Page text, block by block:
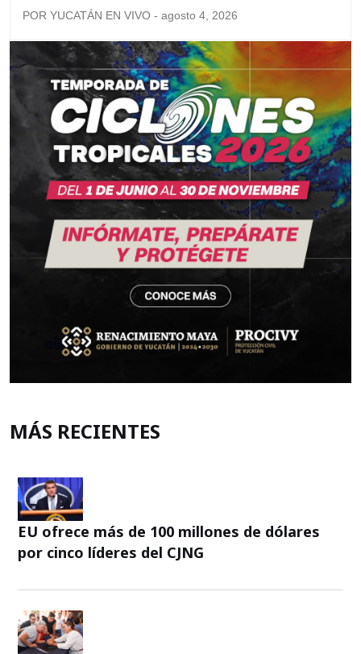
POR YUCATÁN EN VIVO - agosto 4, 2026
MÁS RECIENTES
EU ofrece más de 100 millones de dólares
por cinco líderes del CJNG